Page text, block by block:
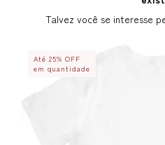
Talvez você se interesse
Até 25% OFF
em quantidade